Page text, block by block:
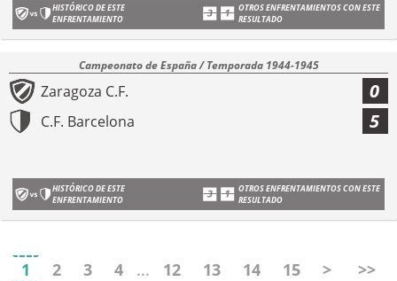
HISTÓRICO DE ESTE
ENFRENTAMIENTO
OTROS ENFRENTAMIENTOS CON ESTE
RESULTADO
Campeonato de España / Temporada 1944-1945
Zaragoza C.F. 0
C.F. Barcelona 5
HISTÓRICO DE ESTE
ENFRENTAMIENTO
OTROS ENFRENTAMIENTOS CON ESTE
RESULTADO
1 2 3 4 ... 12 13 14 15 > >>